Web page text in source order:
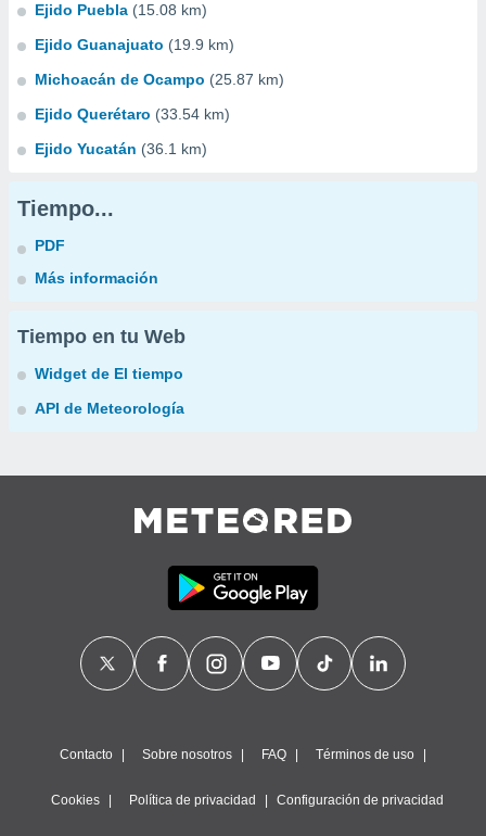
Ejido Puebla (15.08 km)
Ejido Guanajuato (19.9 km)
Michoacán de Ocampo (25.87 km)
Ejido Querétaro (33.54 km)
Ejido Yucatán (36.1 km)
Tiempo...
PDF
Más información
Tiempo en tu Web
Widget de El tiempo
API de Meteorología
Contacto Sobre nosotros FAQ Términos de uso
Cookies Política de privacidad Configuración de privacidad